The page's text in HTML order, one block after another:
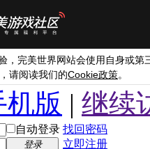
，完美世界网站会使用自身或第
请阅读我们的Cookie政策。
版 | 继续
自动登录 找回密码
登录 立即注册